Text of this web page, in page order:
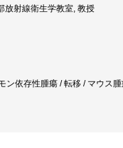
放射線衛生学教室, 教授
ン依存性腫瘍 / 転移 / マウ